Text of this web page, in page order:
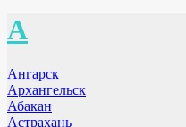
А
Ангарск
Архангельск
Абакан
Астрахань